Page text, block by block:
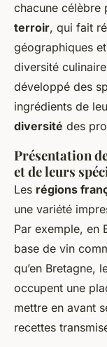
chacune célèbre
terroir, qui fait
géographiques
diversité
développé des
ingrédients de
diversité des
Présentation
et de leurs
Les régions
une variété
Par exemple, en
base de vin
qu’en Bretagne,
occupent une
mettre en avant
recettes